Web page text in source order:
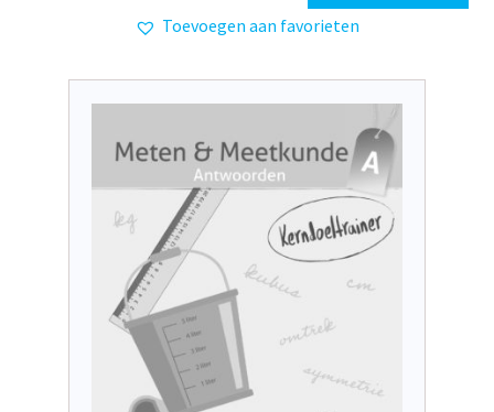
heeft
variaties.
Deze
kan
gekozen
worden
de
productpagina
Toevoegen aan favorieten